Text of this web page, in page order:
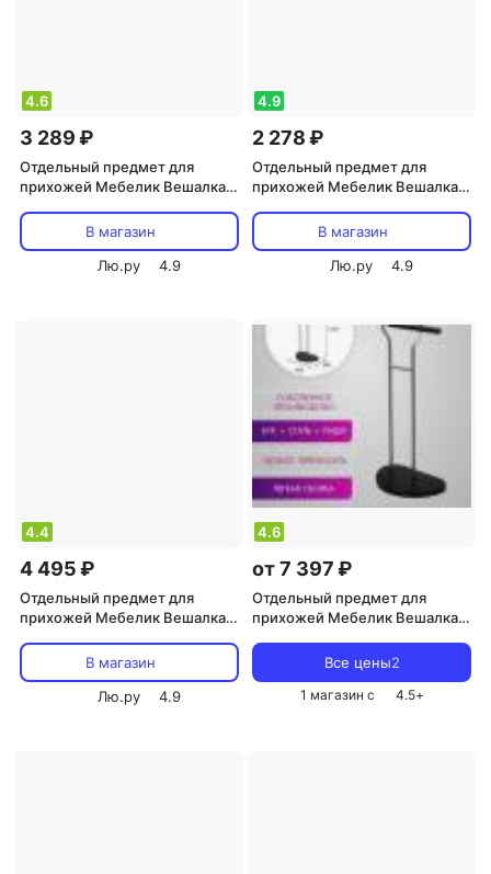
4.6
3 289 ₽
Отдельный предмет для
прихожей Мебелик Вешалка
400*300*870В магазин
Лю.ру
4.9
4.9
2 278 ₽
Отдельный предмет для
прихожей Мебелик Вешалка
В магазин
Лю.ру
4.9
4.4
4 495 ₽
Отдельный предмет для
прихожей Мебелик Вешалка
В магазин
Лю.ру
4.9
4.6
от 7 397 ₽
Отдельный предмет для
прихожей Мебелик Вешалка
слоновая кость
Все цены2
1 магазин с 4.5+